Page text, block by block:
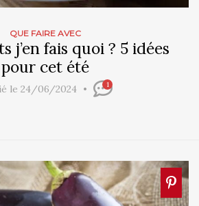
QUE FAIRE AVEC
j’en fais quoi ? 5 idées
pour cet été
le 24/06/2024 1